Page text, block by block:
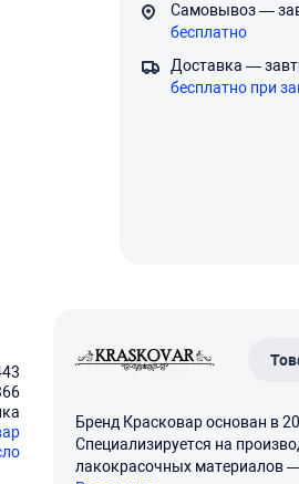
Самовывоз —
бесплатно
Доставка —
бесплатно при
Бренд Красковар основан в
Специализируется на
лакокрасочных материалов —